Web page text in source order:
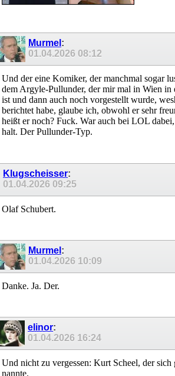
Murmel :
01.04.2026 08:12
Und der eine Komiker, der manchmal sogar
dem Argyle-Pullunder, der mir mal in Wien in
ist und dann auch noch vorgestellt wurde,
berichtet habe, glaube ich, obwohl er sehr
heißt er noch? Fuck. War auch bei LOL
halt. Der Pullunder-Typ.
Klugscheisser:
01.04.2026 09:25
Olaf Schubert.
Murmel :
01.04.2026 10:09
Danke. Ja. Der.
elinor:
01.04.2026 16:24
Und nicht zu vergessen: Kurt Scheel, der sich
nannte.